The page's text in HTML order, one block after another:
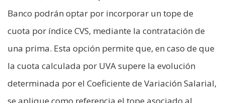
Banco podrán optar por incorporar un tope de
cuota por índice CVS, mediante la contratación de
una prima. Esta opción permite que, en caso de que
la cuota calculada por UVA supere la evolución
determinada por el Coeficiente de Variación Salarial,
se aplique como referencia el tope asociado al